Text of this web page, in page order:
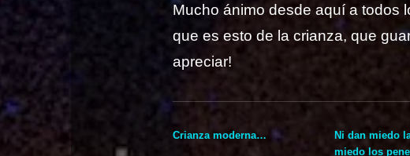
Mucho ánimo desde aquí a todos
que es esto de la crianza, que
apreciar!
Crianza moderna…
Ni dan miedo
miedo los